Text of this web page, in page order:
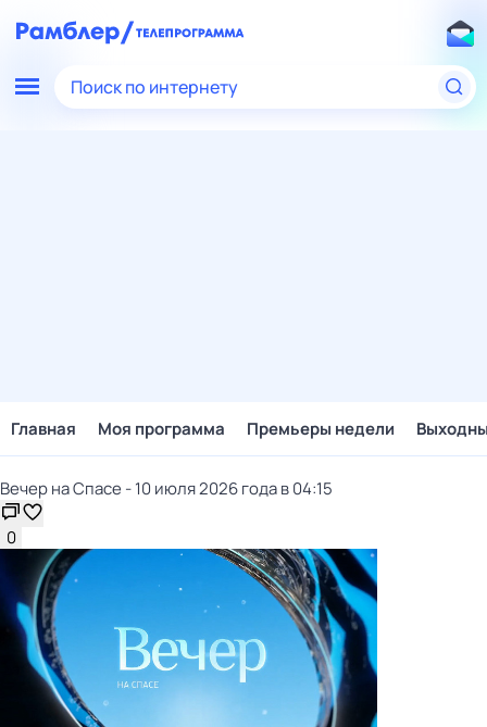
Поиск по интернету
Главная Моя программа Премьеры недели
Вечер на Спасе - 10 июля 2026 года в 04:15
0